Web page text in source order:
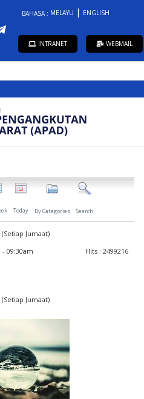
BAHASA : MELAYU ENGLISH
INTRANET WEBMAIL
Today By Categories Search
Jumaat)
09:30am
Hits : 2499216
Jumaat)